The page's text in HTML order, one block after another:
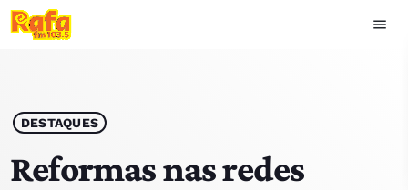
menu
play_arrow OUVIR RAFA
DESTAQUES
Reformas nas redes